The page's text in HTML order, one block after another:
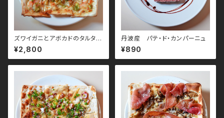
ズワイガニとアボカドのタルタル
茎わさびソースのピザ
¥2,800
丹波産 パテ・ド・カンパーニュ
¥890